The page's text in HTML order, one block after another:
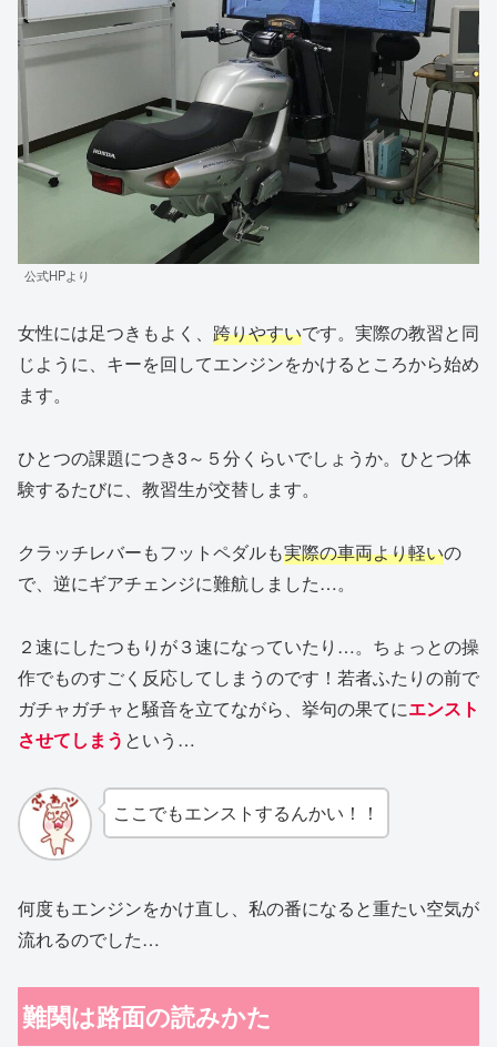
公式HPより
女性には足つきもよく、 跨りやすいです。実際の教習と同
じように、キーを回してエンジンをかけるところから始め
ます。
ひとつの課題につき3～５分くらいでしょうか。ひとつ体
験するたびに、教習生が交替します。
クラッチレバーもフットペダルも実際の車両より軽いの
で、逆にギアチェンジに難航しました…。
２速にしたつもりが３速になっていたり…。ちょっとの操
作でものすごく反応してしまうのです！若者ふたりの前で
ガチャガチャと騒音を立てながら、挙句の果てにエンスト
させてしまう という…
ここでもエンストするんかい！！
何度もエンジンをかけ直し、私の番になると重たい空気が
流れるのでした…
難関は路面の読みかた